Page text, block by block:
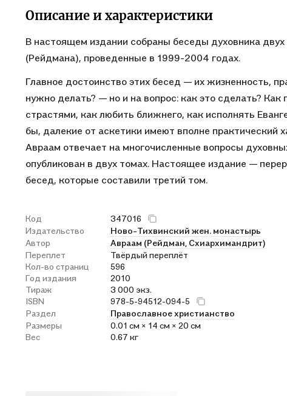
Описание и характеристики
В настоящем издании собраны беседы духовника
(Рейдмана), проведенные в 1999-2004 годах.
Главное достоинство этих бесед — их жизненность,
нужно делать? — но и на вопрос: как это сделать?
страстями, как любить ближнего, как исполнять
бы, далекие от аскетики имеют вполне
Авраам отвечает на многочисленные вопросы
опубликован в двух томах. Настоящее издание —
бесед, которые составили третий том.
Код
347016
Издательство
Ново-Тихвинский жен. монастырь
Автор
Авраам (Рейдман, Схиархимандрит)
Переплет
Твёрдый переплёт
Кол-во страниц
596
Год издания
2010
Тираж
3 000 экз.
ISBN
978-5-94512-094-5
Раздел
Православное христианство
Размеры
0.01 см × 14 см × 20 см
Вес
0.67 кг